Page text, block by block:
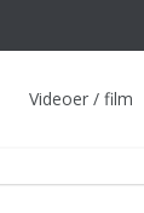
Videoer / film